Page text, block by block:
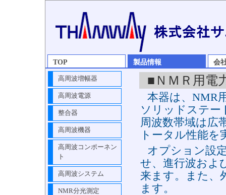
TOP 製品情報 会
高周波増幅器
高周波電源
整合器
高周波機器
高周波コンポーネン
ト
高周波システム
NMR分光測定
■ＮＭＲ用電
本器は、NMR
ソリッドステー
周波数帯域は広
トータル性能
オプション設
せ、進行波およ
来ます。また、
ます。